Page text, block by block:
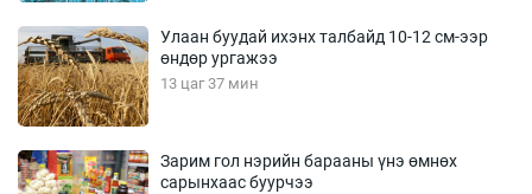
Улаан буудай ихэнх талбайд 10-12 см-ээр
өндөр ургажээ
13 цаг 37 мин
Зарим гол нэрийн барааны үнэ өмнөх
сарынхаас буурчээ